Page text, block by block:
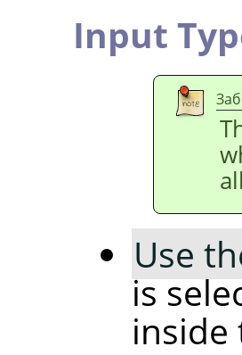
Input
Use
is